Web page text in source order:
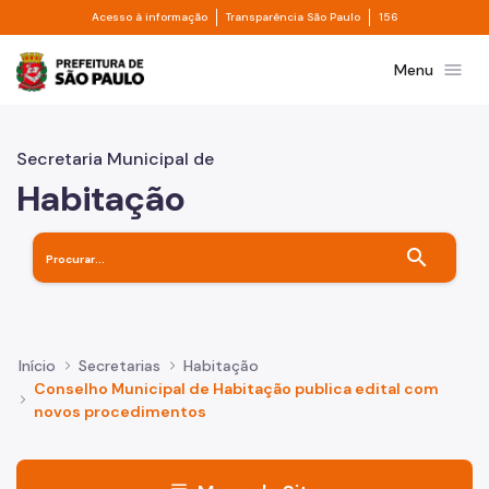
Pular para o Conteúdo principal
Acesso à informação Divisor de acesso à informação
Transparência São Paulo Divisor de
156
Prefeitura de São PauloMenu menu
Secretaria Municipal de
Habitação
search
Início Secretarias
Habitação
Conselho Municipal de Habitação publica edital com
novos procedimentos